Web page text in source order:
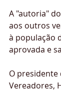
A "autoria"
aos outros
à população
aprovada e
O presidente
Vereadores,